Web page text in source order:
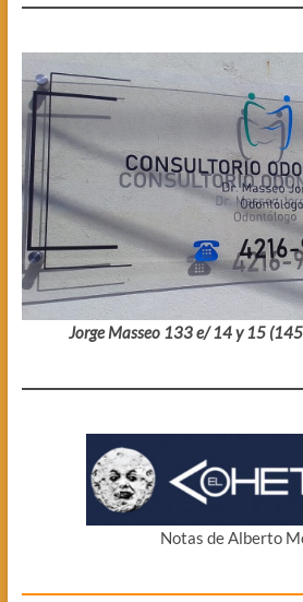
Jorge Masseo 133 e/ 14 y 15
Notas de Alberto